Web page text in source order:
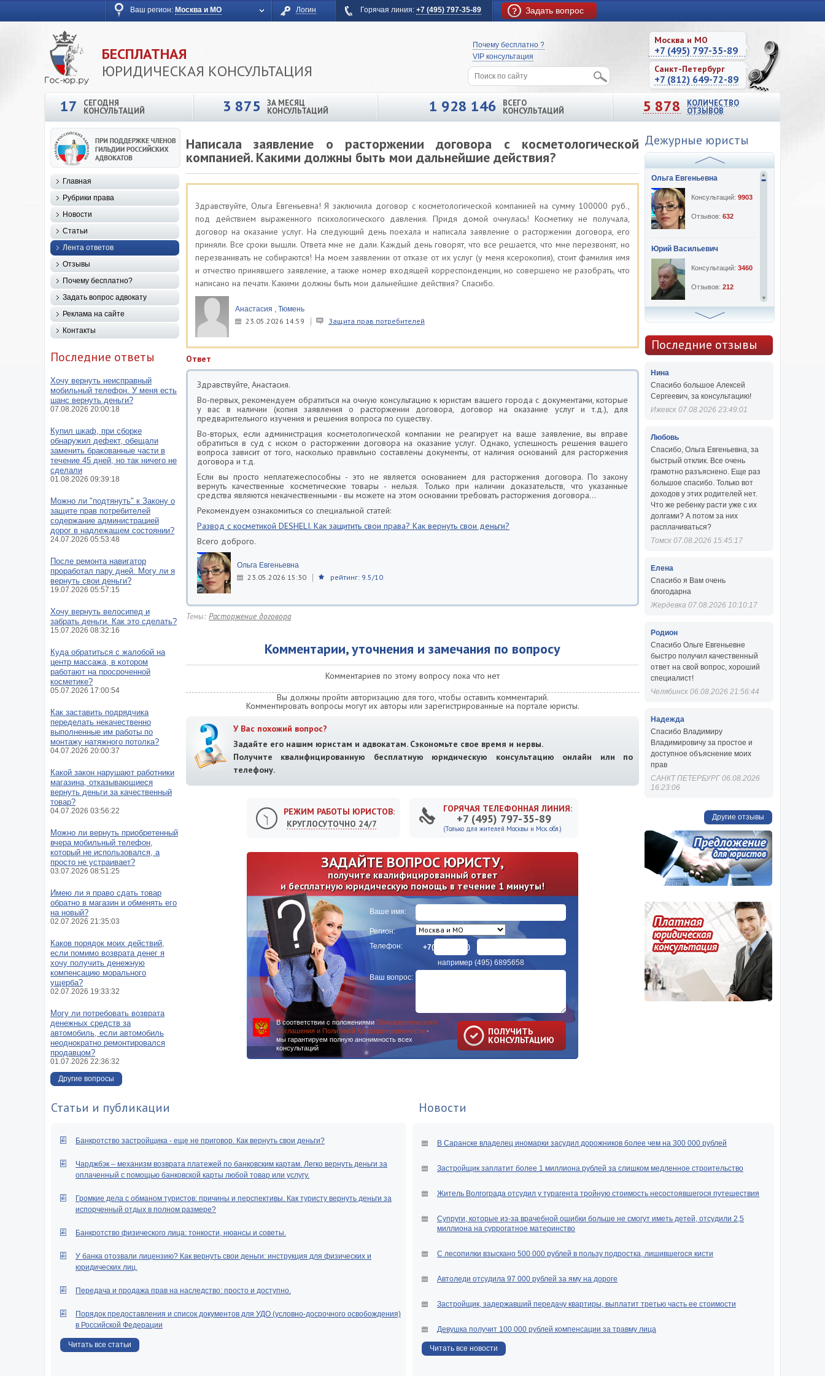
Ваш регион: Москва и МО Логин Горячая линия: +7 (495) 797-35-89 Задать вопрос
БЕСПЛАТНАЯ
ЮРИДИЧЕСКАЯ КОНСУЛЬТАЦИЯ
Москва и МО
+7 (495) 797-35-89
Санкт-Петербург
+7 (812) 649-72-89
Почему бесплатно ?
VIP консультация
17 СЕГОДНЯ
КОНСУЛЬТАЦИЙ 3 875 ЗА МЕСЯЦ
КОНСУЛЬТАЦИЙ 1 928 146 ВСЕГО
КОНСУЛЬТАЦИЙ 5 878 КОЛИЧЕСТВО
ОТЗЫВОВ
Написала заявление о расторжении договора с косметологической
компанией. Какими должны быть мои дальнейшие действия?
Здравствуйте, Ольга Евгеньевна! Я заключила договор с косметологической компанией на сумму 100000 руб.,
под действием выраженного психологического давления. Придя домой очнулась! Косметику не получала,
договор на оказание услуг. На следующий день поехала и написала заявление о расторжении договора, его
приняли. Все сроки вышли. Ответа мне не дали. Каждый день говорят, что все решается, что мне перезвонят, но
перезванивать не собираются! На моем заявлении от отказе от их услуг (у меня ксерокопия), стоит фамилия имя
и отчество принявшего заявление, а также номер входящей корреспонденции, но совершено не разобрать, что
написано на печати. Какими должны быть мои дальнейшие действия? Спасибо.
Анастасия , Тюмень
23.05.2026 14:59 Защита прав потребителей
Ответ
Здравствуйте, Анастасия.
Во-первых, рекомендуем обратиться на очную консультацию к юристам вашего города с документами, которые
у вас в наличии (копия заявления о расторжении договора, договор на оказание услуг и т.д.), для
предварительного изучения и решения вопроса по существу.
Во-вторых, если администрация косметологической компании не реагирует на ваше заявление, вы вправе
обратиться в суд с иском о расторжении договора на оказание услуг. Однако, успешность решения вашего
вопроса зависит от того, насколько правильно составлены документы, от наличия оснований для расторжения
договора и т.д.
Если вы просто неплатежеспособны - это не является основанием для расторжения договора. По закону
вернуть качественные косметические товары - нельзя. Только при наличии доказательств, что указанные
средства являются некачественными - вы можете на этом основании требовать расторжения договора...
Рекомендуем ознакомиться со специальной статей:
Развод с косметикой DESHELI. Как защитить свои права? Как вернуть свои деньги?
Всего доброго.
Ольга Евгеньевна
23.05.2026 15:30 рейтинг: 9.5/10
Темы: Расторжение договора
Комментарии, уточнения и замечания по вопросу
Комментариев по этому вопросу пока что нет
Вы должны пройти авторизацию для того, чтобы оставить комментарий.
Комментировать вопросы могут их авторы или зарегистрированные на портале юристы.
У Вас похожий вопрос?
Задайте его нашим юристам и адвокатам. Сэкономьте свое время и нервы.
Получите квалифицированную бесплатную юридическую консультацию онлайн или по
телефону.
РЕЖИМ РАБОТЫ ЮРИСТОВ:
КРУГЛОСУТОЧНО 24/7
ГОРЯЧАЯ ТЕЛЕФОННАЯ ЛИНИЯ:
+7 (495) 797-35-89
(Только для жителей Москвы и Мск. обл.)
ЗАДАЙТЕ ВОПРОС ЮРИСТУ,
получите квалифицированный ответ
и бесплатную юридическую помощь в течение 1 минуты!
Ваше имя:
Регион:
Телефон:
+7(
)
например (495) 6895658
Ваш вопрос:
В соответствии с положениями Пользовательского
Соглашения и Политикой Конфиденциальности -
мы гарантируем полную анонимность всех
консультаций
ПОЛУЧИТЬ
КОНСУЛЬТАЦИЮ
Главная
Рубрики права
Новости
Статьи
Лента ответов
Отзывы
Почему бесплатно?
Задать вопрос адвокату
Реклама на сайте
Контакты
Последние ответы
Хочу вернуть неисправный
мобильный телефон. У меня есть
шанс вернуть деньги?
07.08.2026 20:00:18
Купил шкаф, при сборке
обнаружил дефект, обещали
заменить бракованные части в
течение 45 дней, но так ничего не
сделали
01.08.2026 09:39:18
Можно ли "подтянуть" к Закону о
защите прав потребителей
содержание администрацией
дорог в надлежащем состоянии?
24.07.2026 05:53:48
После ремонта навигатор
проработал пару дней. Могу ли я
вернуть свои деньги?
19.07.2026 05:57:15
Хочу вернуть велосипед и
забрать деньги. Как это сделать?
15.07.2026 08:32:16
Куда обратиться с жалобой на
центр массажа, в котором
работают на просроченной
косметике?
05.07.2026 17:00:54
Как заставить подрядчика
переделать некачественно
выполненные им работы по
монтажу натяжного потолка?
04.07.2026 20:00:37
Какой закон нарушают работники
магазина, отказывающиеся
вернуть деньги за качественный
товар?
04.07.2026 03:56:22
Можно ли вернуть приобретенный
вчера мобильный телефон,
который не использовался, а
просто не устраивает?
03.07.2026 08:51:25
Имею ли я право сдать товар
обратно в магазин и обменять его
на новый?
02.07.2026 21:35:03
Каков порядок моих действий,
если помимо возврата денег я
хочу получить денежную
компенсацию морального
ущерба?
02.07.2026 19:33:32
Могу ли потребовать возврата
денежных средств за
автомобиль, если автомобиль
неоднократно ремонтировался
продавцом?
01.07.2026 22:36:32
Другие вопросы
Дежурные юристы
Ольга Евгеньевна
Консультаций: 9903
Отзывов: 632
Юрий Васильевич
Консультаций: 3460
Отзывов: 212
Алексей Сергеевич
Отзывов:47
Последние отзывы
Нина
Спасибо большое Алексей
Сергеевич, за консультацию!
Ижевск 07.08.2026 23:49:01
Любовь
Спасибо, Ольга Евгеньевна, за
быстрый отклик. Все очень
грамотно разъяснено. Еще раз
большое спасибо. Только вот
доходов у этих родителей нет.
Что же ребенку расти уже с их
долгами? А потом за них
расплачиваться?
Томск 07.08.2026 15:45:17
Елена
Спасибо я Вам очень
блогодарна
Жердевка 07.08.2026 10:10:17
Родион
Спасибо Ольге Евгеньевне
быстро получил качественный
ответ на свой вопрос, хороший
специалист!
Челябинск 06.08.2026 21:56:44
Надежда
Спасибо Владимиру
Владимировичу за простое и
доступное объяснение моих
прав
САНКТ ПЕТЕРБУРГ 06.08.2026
16:23:06
Другие отзывы
Статьи и публикации
Банкротство застройщика - еще не приговор. Как вернуть свои деньги?
Чарджбэк – механизм возврата платежей по банковским картам. Легко вернуть деньги за
оплаченный с помощью банковской карты любой товар или услугу.
Громкие дела с обманом туристов: причины и перспективы. Как туристу вернуть деньги за
испорченный отдых в полном размере?
Банкротство физического лица: тонкости, нюансы и советы.
У банка отозвали лицензию? Как вернуть свои деньги: инструкция для физических и
юридических лиц.
Передача и продажа прав на наследство: просто и доступно.
Порядок предоставления и список документов для УДО (условно-досрочного освобождения)
в Российской Федерации
Читать все статьи
Новости
В Саранске владелец иномарки засудил дорожников более чем на 300 000 рублей
Застройщик заплатит более 1 миллиона рублей за слишком медленное строительство
Житель Волгограда отсудил у турагента тройную стоимость несостоявшегося путешествия
Супруги, которые из-за врачебной ошибки больше не смогут иметь детей, отсудили 2,5
миллиона на суррогатное материнство
С лесопилки взыскано 500 000 рублей в пользу подростка, лишившегося кисти
Автоледи отсудила 97 000 рублей за яму на дороге
Застройщик, задержавший передачу квартиры, выплатит третью часть ее стоимости
Девушка получит 100 000 рублей компенсации за травму лица
Читать все новости